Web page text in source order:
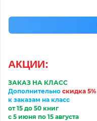
АКЦИИ:
ЗАКАЗ НА КЛАСС
Дополнительно скидка 5%
к заказам на класс
от 15 до 50 книг
с 5 июня по 15 августа